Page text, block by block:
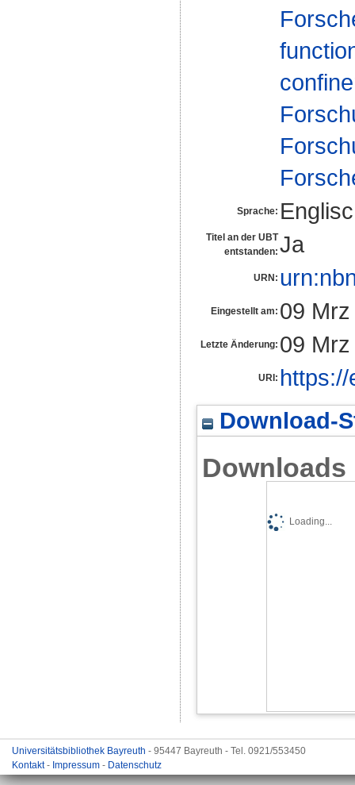
Sprache:
Titel an der UBT
entstanden: Ja
URN:
Eingestellt am: 09
Letzte Änderung: 09
URI:
Download-
Downloads
Loading...
Universitätsbibliothek Bayreuth - 95447 Bayreuth - Tel. 0921/553450
Kontakt- Impressum - Datenschutz